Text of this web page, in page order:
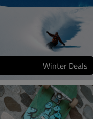
Winter Deals